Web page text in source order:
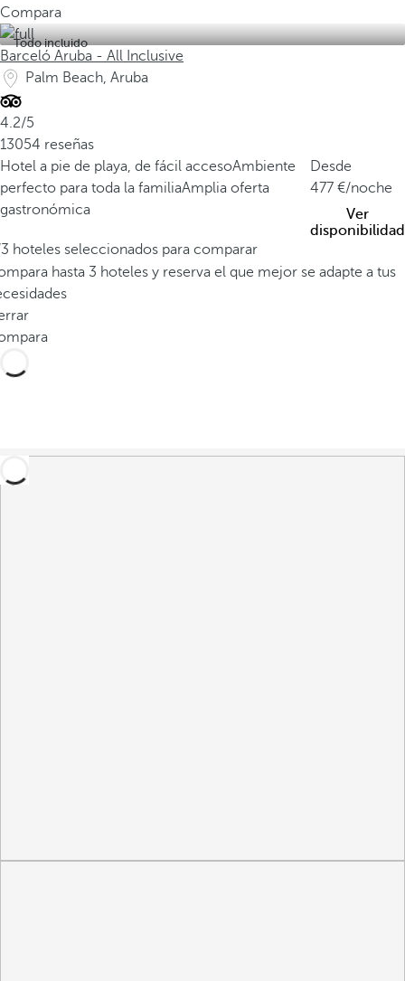
Compara
Todo incluido
Barceló Aruba - All Inclusive
Palm Beach, Aruba
4.2/5
13054 reseñas
Hotel a pie de playa, de fácil accesoAmbiente
perfecto para toda la familiaAmplia oferta
gastronómica
Desde
477
/noche
Ver
disponibilidad
hoteles seleccionados para comparar
hasta 3 hoteles y reserva el que mejor se adapte a tus